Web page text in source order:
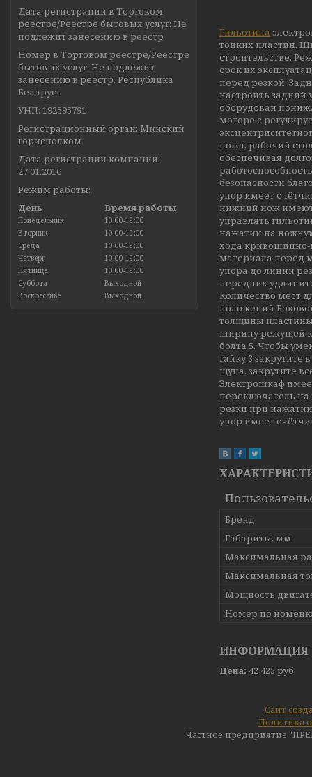
Гильотина
тонких пластин.
строительстве.
срок их
перед резкой.
настроить
оборудован
моторе с
ножа, рабочий
обеспечивая
безопасности
упор имеет
нижний нож имеют
управлять
нажатии на
хода
материала перед
упора до линии
передних
Количество мест
положений
толщины
ширину режущей
болта 5. Чтобы
гайку 3
щупа, закрутите
Электрошкаф
переключатель
резки при
упор имеет
Бренд
Габариты, мм
Максимальная
Максимальная
Мощность
Номер по
ИНФОРМАЦИЯ
Цена: 42 425 руб.
Дата регистрации в Торговом
реестре/Реестре бытовых услуг: Не
подлежит занесению в реестр
Номер в Торговом реестре/Реестре
бытовых услуг: Не подлежит
занесению в реестр, Республика
Беларусь
УНП: 192595791
Регистрационный орган: Минский
горисполком
Дата регистрации компании:
27.01.2016
Режим работы:
День
Время работы
Понедельник
10:00-19:00
Вторник
10:00-19:00
Среда
10:00-19:00
Четверг
10:00-19:00
Пятница
10:00-19:00
Суббота
Выходной
Воскресенье
Выходной
Сайт
Политика
Частное предприятие